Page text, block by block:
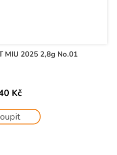
MIU 2025 2,8g No.01
Kč